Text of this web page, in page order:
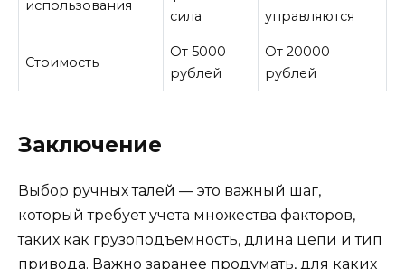
использования
сила
управляются
Стоимость
От 5000
рублей
От 20000
рублей
Заключение
Выбор ручных талей — это важный шаг,
который требует учета множества факторов,
таких как грузоподъемность, длина цепи и тип
привода. Важно заранее продумать, для каких